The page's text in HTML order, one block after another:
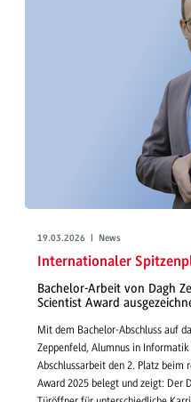
19.03.2026 | News
Internationaler
Bachelor-Arbeit von Dagh
Scientist Award
Mit dem Bachelor-Abschluss auf
Zeppenfeld, Alumnus in
Abschlussarbeit den 2. Platz beim
Award 2025 belegt und zeigt: Der